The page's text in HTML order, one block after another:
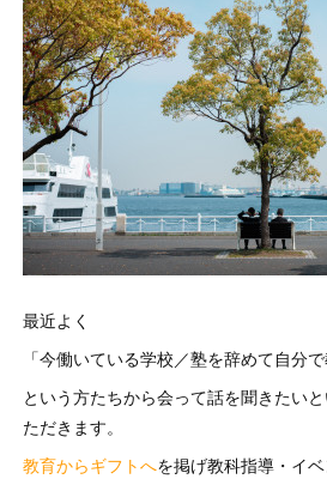
最近よく
「今働いている学校／塾を辞めて自分
という方たちから会って話を聞きたい
ただきます。
教育からギフトへを掲げ教科指導・イ